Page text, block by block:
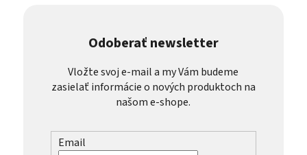
Odoberať newsletter
Vložte svoj e-mail a my Vám budeme
zasielať informácie o nových produktoch na
našom e-shope.
Email